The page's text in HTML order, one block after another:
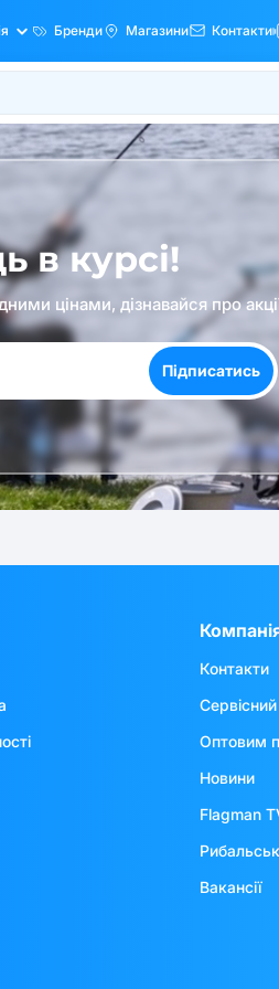
Бренди Магазини Контакти
в курсі!
цінами, дізнавайся про
Підписатись
Контакти
Оптовим
Новини
Flagman
Вакансії